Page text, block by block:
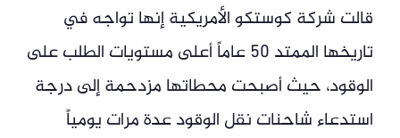
قالت شركة كوستكو الأمريكية إنها تواجه في
تاريخها الممتد 50 عاماً أعلى مستويات الطلب على
الوقود، حيث أصبحت محطاتها مزدحمة إلى درجة
استدعاء شاحنات نقل الوقود عدة مرات يومياً